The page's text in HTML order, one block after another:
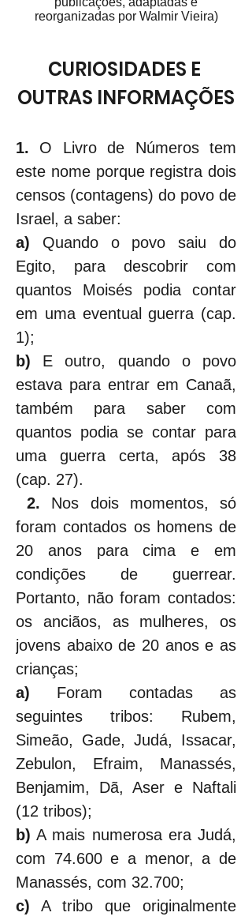
reorganizadas por Walmir Vieira)
CURIOSIDADES E
OUTRAS INFORMAÇÕES
1. O Livro de Números tem
este nome porque registra dois
censos (contagens) do povo de
Israel, a saber:
a) Quando o povo saiu do
Egito, para descobrir com
quantos Moisés podia contar
em uma eventual guerra (cap.
1);
b) E outro, quando o povo
estava para entrar em Canaã,
também para saber com
quantos podia se contar para
uma guerra certa, após 38
(cap. 27).
2. Nos dois momentos, só
foram contados os homens de
20 anos para cima e em
condições de guerrear.
Portanto, não foram contados:
os anciãos, as mulheres, os
jovens abaixo de 20 anos e as
crianças;
a) Foram contadas as
seguintes tribos: Rubem,
Simeão, Gade, Judá, Issacar,
Zebulon, Efraim, Manassés,
Benjamim, Dã, Aser e Naftali
(12 tribos);
b) A mais numerosa era Judá,
com 74.600 e a menor, a de
Manassés, com 32.700;
c) A tribo que originalmente